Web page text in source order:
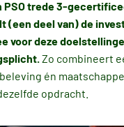
PSO trede 3-
(een deel van) de
voor deze
Zo combineert
én
opdracht.